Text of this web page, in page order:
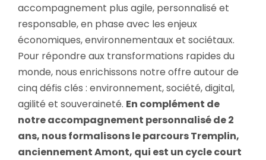
accompagnement plus agile, personnalisé et
responsable, en phase avec les enjeux
économiques, environnementaux et sociétaux.
Pour répondre aux transformations rapides du
monde, nous enrichissons notre offre autour de
cinq défis clés : environnement, société, digital,
agilité et souveraineté. En complément de
notre accompagnement personnalisé de 2
ans, nous formalisons le parcours Tremplin,
anciennement Amont, qui est un cycle court